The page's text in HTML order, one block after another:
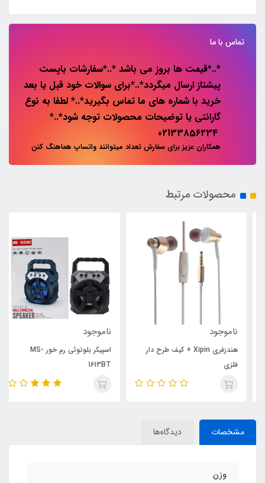
تماس با ما
*..*قیمت ها بروز می باشد *..*سفارشات باپست
پیشتاز ارسال میگردد*..*برای سوالات خود قبل یا بعد
خرید با شماره های ما تماس بگیرید*..* لطفا به نوع
گارانتی یا توضیحات محصولات توجه شود*..*
همکاران عزیز برای سفارش تعداد میتوانند واتساپ هماهنگ کنن
محصولات مرتبط
ناموجود
هندزفری Xipin + کیف طرح دار
فلزی
ناموجود
اسپیکر بلوتوثی رم خور MS-
1613BT
مشخصات دیدگاه‌ها
وزن